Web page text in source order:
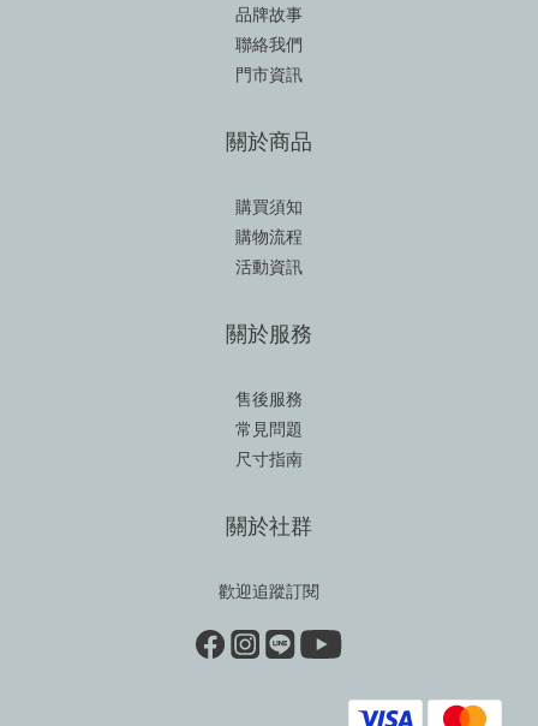
品牌故事
聯絡我們
門市資訊
關於商品
購買須知
購物流程
活動資訊
關於服務
售後服務
常見問題
尺寸指南
關於社群
歡迎追蹤訂閱